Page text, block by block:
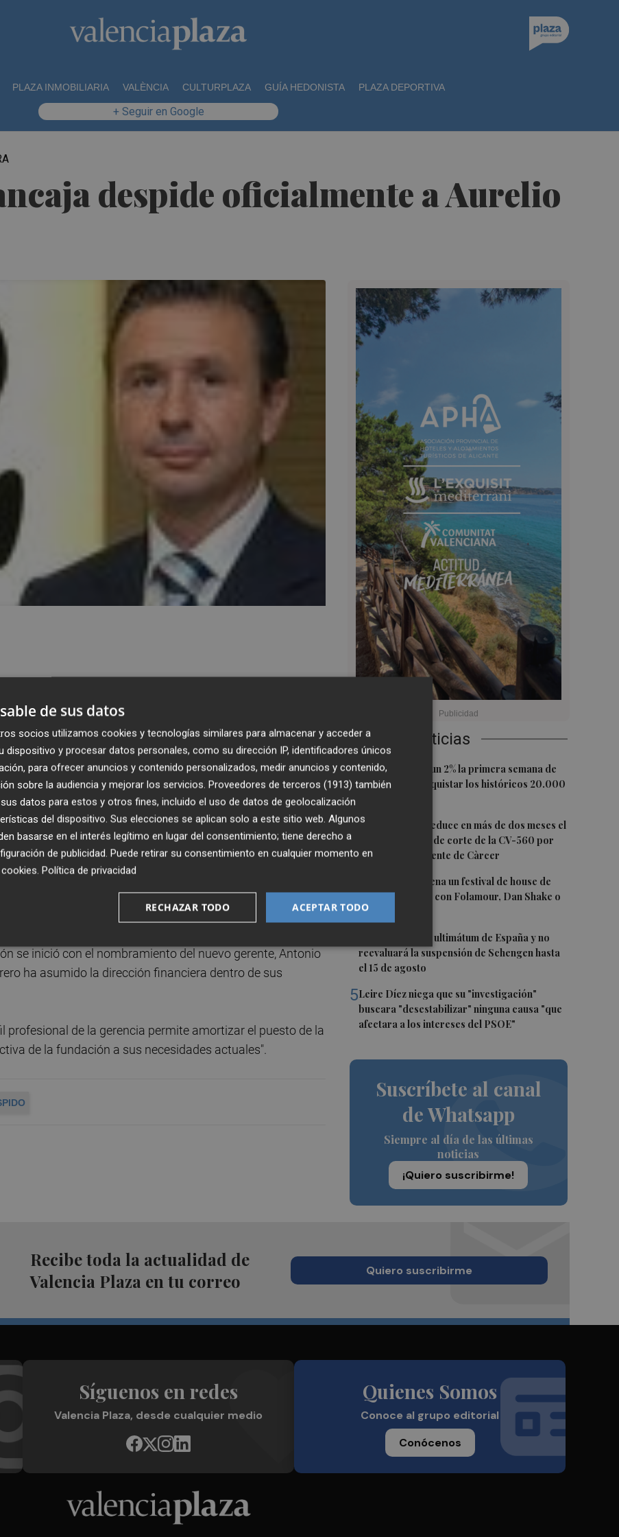
PLAZA INMOBILIARIA VALÈNCIA CULTURPLAZA GUÍA HEDONISTA PLAZA DEPORTIVA
+ Seguir en Google
despide oficialmente a Aurelio
Últimas Noticias
1El Ibex 35 sube un 2% la primera semana de
agosto tras conquistar los históricos 20.000
2La Diputación reduce en más de dos meses el
tiempo previsto de corte de la CV-560 por
las obras del puente de Càrcer
Roig Arena estrena un festival de house de
más de 10 horas con Folamour, Dan Shake o
The Basement
Italia rechaza el ultimátum de España y no
reevaluará la suspensión de Schengen hasta
el 15 de agosto
5Leire Díez niega que su "investigación"
buscara "desestabilizar" ninguna causa "que
afectara a los intereses del PSOE"
Suscríbete al canal
de Whatsapp
Siempre al día de las últimas
noticias
¡Quiero suscribirme!
Publicado: 06/03/2015 ·
Actualizado: 06/03/2015 · 10:45
viernes de la Fundación Bancaja. En un escueto
ha hecho pública la rescisión del contrato:
a rescindir la relación laboral con Aurelio Izquierdo,
abordada tras la aprobación del plan estratégico 2015-
se inició con el nombramiento del nuevo gerente, Antonio
ha asumido la dirección financiera dentro de sus
de la gerencia permite amortizar el puesto de la
de la fundación a sus necesidades actuales".
Recibe toda la actualidad de
Valencia Plaza en tu correo
Quiero suscribirme
Síguenos en redes
Valencia Plaza, desde cualquier medio
Quienes Somos
Conoce al grupo editorial
Conócenos
de sus datos
socios utilizamos cookies y tecnologías similares para almacenar y acceder a
dispositivo y procesar datos personales, como su dirección IP, identificadores únicos
para ofrecer anuncios y contenido personalizados, medir anuncios y contenido,
sobre la audiencia y mejorar los servicios. Proveedores de terceros (1913) también
datos para estos y otros fines, incluido el uso de datos de geolocalización
del dispositivo. Sus elecciones se aplican solo a este sitio web. Algunos
basarse en el interés legítimo en lugar del consentimiento; tiene derecho a
de publicidad. Puede retirar su consentimiento en cualquier momento en
. Política de privacidad
ACEPTAR TODO
RECHAZAR TODO